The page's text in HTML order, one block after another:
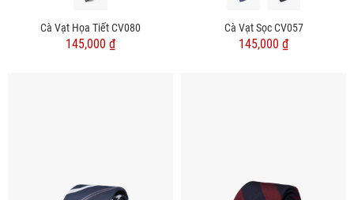
Cà Vạt Họa Tiết CV080
145,000 ₫
Cà Vạt Sọc CV057
145,000 ₫